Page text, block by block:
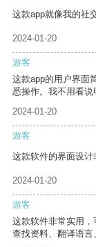
这款app就像我的社
2024-01-20
游客
这款app的用户界面
悉操作。我不用看说
2024-01-20
游客
这款软件的界面设计
2024-01-20
游客
这款软件非常实用
查找资料、翻译语言